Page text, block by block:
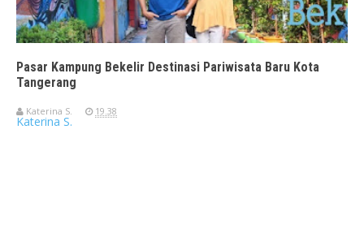
Pasar Kampung Bekelir Destinasi Pariwisata Baru Kota
Tangerang
Katerina S. 19.38
Katerina S.